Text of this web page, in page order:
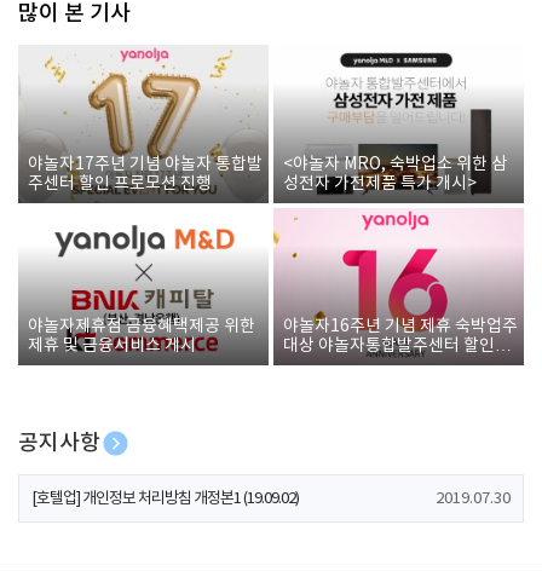
많이 본 기사
야놀자17주년 기념 야놀자 통합발
주센터 할인 프로모션 진행
<야놀자 MRO, 숙박업소 위한 삼
성전자 가전제품 특가 개시>
야놀자제휴점 금융혜택제공 위한
제휴 및 금융서비스 게시
야놀자16주년 기념 제휴 숙박업주
대상 야놀자통합발주센터 할인쿠
폰 증정
공지사항
[호텔업] 개인정보 처리방침 개정본2 (19.09.02)
[호텔업] 개인정보 처리방침 개정본1 (19.09.02) 2019.07.30